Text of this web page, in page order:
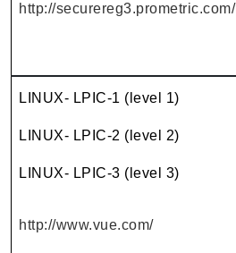
http://securereg3.prometric.com/
LINUX- LPIC-1 (level 1)
LINUX- LPIC-2 (level 2)
LINUX- LPIC-3 (level 3)
http://www.vue.com/